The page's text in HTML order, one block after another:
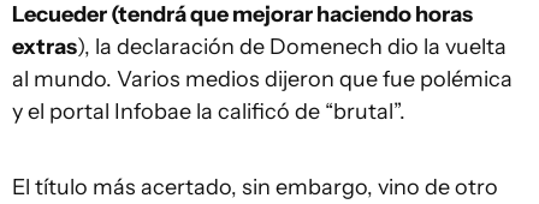
Lecueder (tendrá que mejorar haciendo horas
extras), la declaración de Domenech dio la vuelta
al mundo. Varios medios dijeron que fue polémica
y el portal Infobae la calificó de “brutal”.
El título más acertado, sin embargo, vino de otro